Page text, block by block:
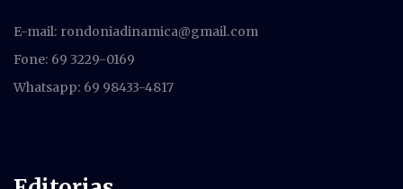
E-mail: rondoniadinamica@gmail.com
Fone: 69 3229-0169
Whatsapp: 69 98433-4817